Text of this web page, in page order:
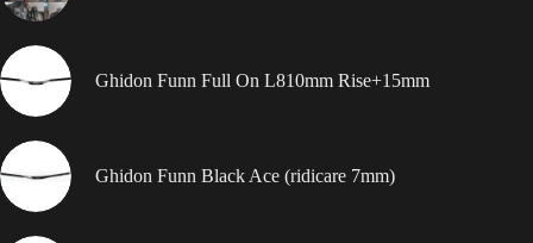
Ghidon Funn Full On L810mm Rise+15mm
Ghidon Funn Black Ace (ridicare 7mm)